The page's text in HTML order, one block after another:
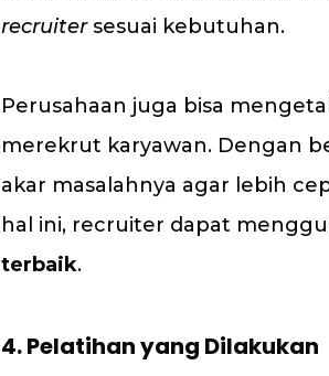
recruitersesuai kebutuhan.
Perusahaan juga bisa
merekrut karyawan. Dengan
akar masalahnya agar lebih
hal ini, recruiter dapat
terbaik.
4.Pelatihan yang Dilakukan